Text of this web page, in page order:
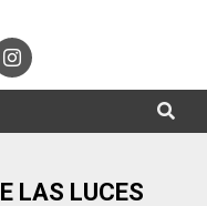
LAS LUCES